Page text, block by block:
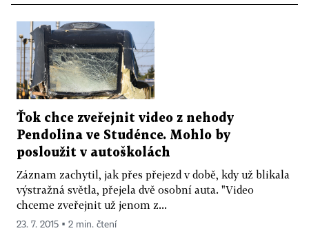
Ťok chce zveřejnit video z nehody
Pendolina ve Studénce. Mohlo by
posloužit v autoškolách
Záznam zachytil, jak přes přejezd v době, kdy už blikala
výstražná světla, přejela dvě osobní auta. "Video
chceme zveřejnit už jenom z...
23. 7. 2015 ▪ 2 min. čtení